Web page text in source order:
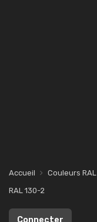
Accueil Couleurs RAL
RAL 130-2
Connecter